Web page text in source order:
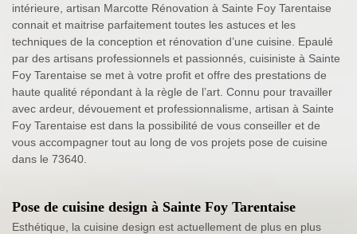
intérieure, artisan Marcotte Rénovation à Sainte Foy Tarentaise
connait et maitrise parfaitement toutes les astuces et les
techniques de la conception et rénovation d’une cuisine. Epaulé
par des artisans professionnels et passionnés, cuisiniste à Sainte
Foy Tarentaise se met à votre profit et offre des prestations de
haute qualité répondant à la règle de l’art. Connu pour travailler
avec ardeur, dévouement et professionnalisme, artisan à Sainte
Foy Tarentaise est dans la possibilité de vous conseiller et de
vous accompagner tout au long de vos projets pose de cuisine
dans le 73640.
Pose de cuisine design à Sainte Foy Tarentaise
Esthétique, la cuisine design est actuellement de plus en plus